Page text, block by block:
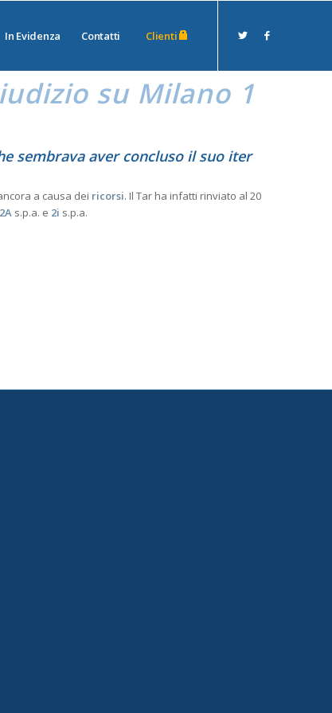
In Evidenza Contatti Clienti
su Milano 1
sembrava aver concluso il suo iter
a causa dei ricorsi. Il Tar ha infatti rinviato al 20
s.p.a. e 2i s.p.a.